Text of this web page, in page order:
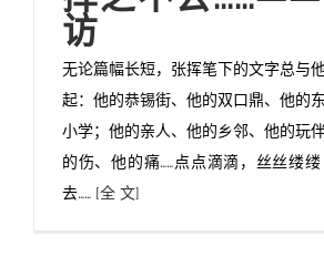
访
无论篇幅长短，张挥笔下的文字总与
起：他的恭锡街、他的双口鼎、他的
小学；他的亲人、他的乡邻、他的玩
的伤、他的痛……点点滴滴，丝丝缕
去…… [全 文]